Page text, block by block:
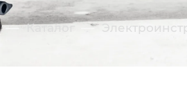
— Каталог —